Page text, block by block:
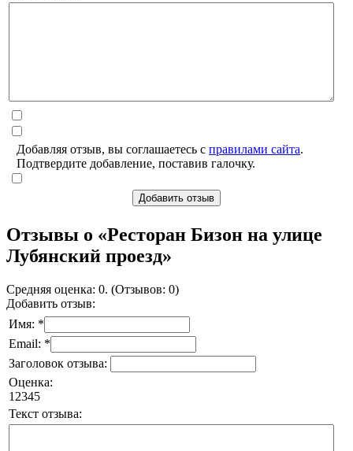
Добавляя отзыв, вы соглашаетесь с правилами сайта.
Подтвердите добавление, поставив галочку.
Добавить отзыв
Отзывы о «Ресторан Бизон на улице
Лубянский проезд»
Средняя оценка: 0. (Отзывов: 0)
Добавить отзыв:
Имя: *
Email: *
Заголовок отзыва:
Оценка:
1 2345
Текст отзыва: